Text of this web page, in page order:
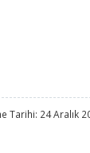
Tarihi: 24 Aralık